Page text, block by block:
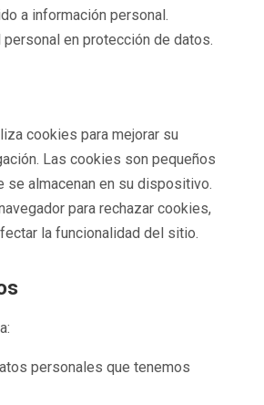
a información personal.
personal en protección de datos.
cookies para mejorar su
Las cookies son pequeños
se almacenan en su dispositivo.
para rechazar cookies,
la funcionalidad del sitio.
personales que tenemos